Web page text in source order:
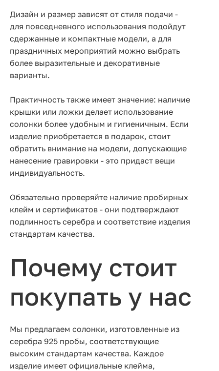
Дизайн и размер зависят от стиля подачи -
для повседневного использования подойдут
сдержанные и компактные модели, а для
праздничных мероприятий можно выбрать
более выразительные и декоративные
варианты.
Практичность также имеет значение: наличие
крышки или ложки делает использование
солонки более удобным и гигиеничным. Если
изделие приобретается в подарок, стоит
обратить внимание на модели, допускающие
нанесение гравировки - это придаст вещи
индивидуальность.
Обязательно проверяйте наличие пробирных
клейм и сертификатов - они подтверждают
подлинность серебра и соответствие изделия
стандартам качества.
Почему стоит
покупать у нас
Мы предлагаем солонки, изготовленные из
серебра 925 пробы, соответствующие
высоким стандартам качества. Каждое
изделие имеет официальные клейма,